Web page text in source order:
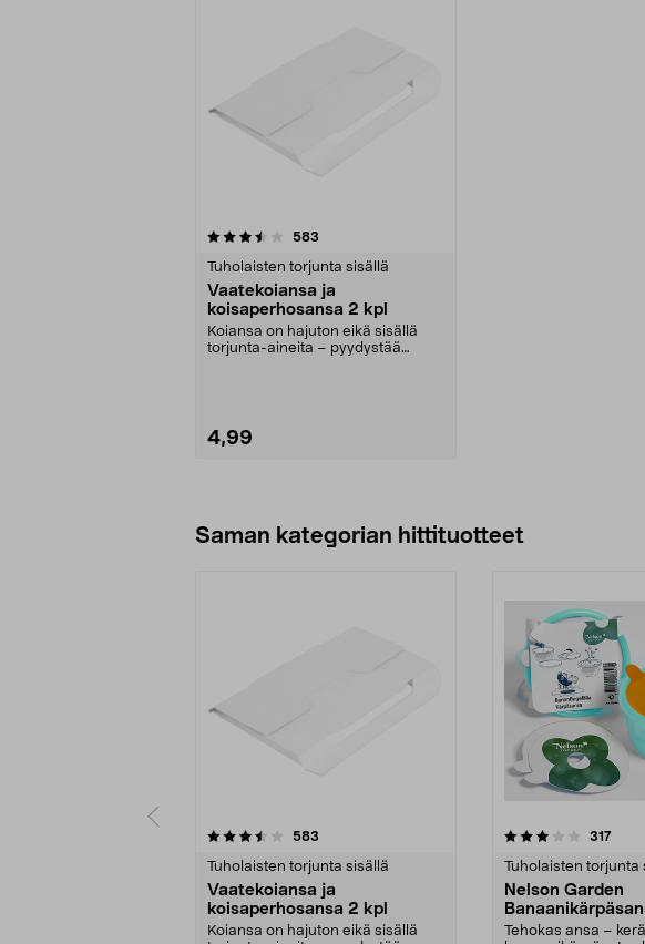
583
Tuholaisten torjunta sisällä
Vaatekoiansa ja
koisaperhosansa 2 kpl
Koiansa on hajuton eikä sisällä
torjunta-aineita – pyydystää
4,99
Saman kategorian hittituotteet
583
Tuholaisten torjunta sisällä
Vaatekoiansa ja
koisaperhosansa 2 kpl
Koiansa on hajuton eikä sisällä
3.0 viidestä
317
Tuholaisten torjunta
Nelson Garden
Tehokas ansa –
4.0 viidestä